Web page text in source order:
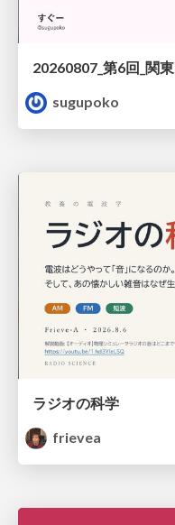
sugupoko
ラジオの科学
frievea